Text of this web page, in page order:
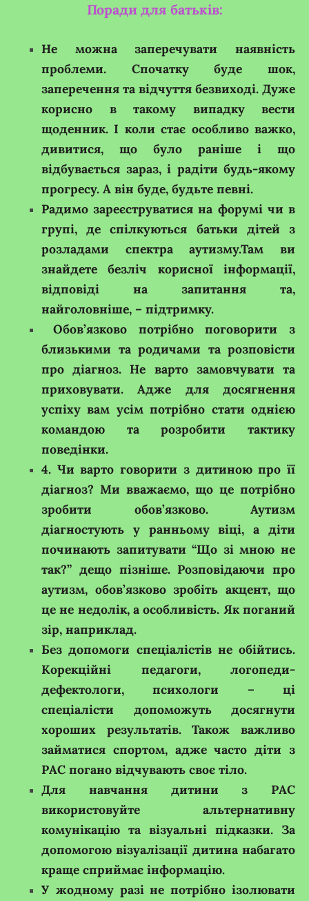
Поради для батьків:
Не можна заперечувати наявність
проблеми. Спочатку буде шок,
заперечення та відчуття безвиході. Дуже
корисно в такому випадку вести
щоденник. І коли стає особливо важко,
дивитися, що було раніше і що
відбувається зараз, і радіти будь-якому
прогресу. А він буде, будьте певні.
Радимо зареєструватися на форумі чи в
групі, де спілкуються батьки дітей з
розладами спектра аутизму.Там ви
знайдете безліч корисної інформації,
відповіді на запитання та,
найголовніше, – підтримку.
Обов’язково потрібно поговорити з
близькими та родичами та розповісти
про діагноз. Не варто замовчувати та
приховувати. Адже для досягнення
успіху вам усім потрібно стати однією
командою та розробити тактику
поведінки.
4. Чи варто говорити з дитиною про її
діагноз? Ми вважаємо, що це потрібно
зробити обов’язково. Аутизм
діагностують у ранньому віці, а діти
починають запитувати “Що зі мною не
так?” дещо пізніше. Розповідаючи про
аутизм, обов’язково зробіть акцент, що
це не недолік, а особливість. Як поганий
зір, наприклад.
Без допомоги спеціалістів не обійтись.
Корекційні педагоги, логопеди-
дефектологи, психологи – ці
спеціалісти допоможуть досягнути
хороших результатів. Також важливо
займатися спортом, адже часто діти з
РАС погано відчувають своє тіло.
Для навчання дитини з РАС
використовуйте альтернативну
комунікацію та візуальні підказки. За
допомогою візуалізації дитина набагато
краще сприймає інформацію.
У жодному разі не потрібно ізолювати